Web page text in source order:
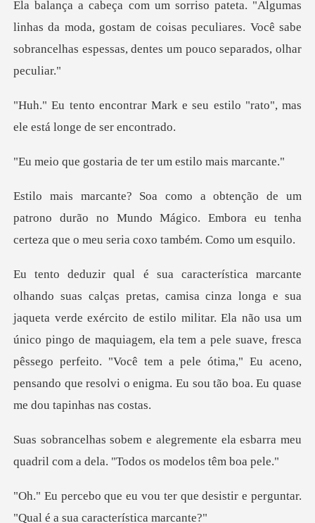
s da moda, gostam de coisas peculiares. Você sabe
sobrance
e seu estilo "rato", mas
ele
ria de ter um esti
trono durão no Mundo Mágico. Embora eu tenha
certe
exército de estilo militar. Ela não usa um
único pingo de maquiagem, ela tem a pele suave, fresca
pêssego perfeito. "
te ela esbarra meu
quadril com a de
que desistir e perguntar.
"Qual